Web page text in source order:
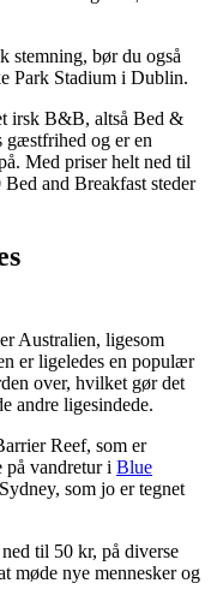
stemning, bør du også
Park Stadium i Dublin.
irsk B&B, altså Bed &
gæstfrihed og er en
Med priser helt ned til
and Breakfast steder
Australien, ligesom
er ligeledes en populær
over, hvilket gør det
andre ligesindede.
Reef, som er
på vandretur i Blue
som jo er tegnet
til 50 kr, på diverse
møde nye mennesker og